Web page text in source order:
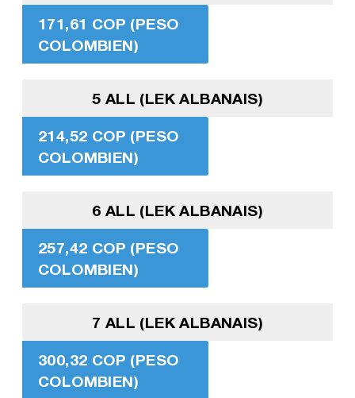
171,61 COP (PESO
COLOMBIEN)
5 ALL (LEK ALBANAIS)
214,52 COP (PESO
COLOMBIEN)
6 ALL (LEK ALBANAIS)
257,42 COP (PESO
COLOMBIEN)
7 ALL (LEK ALBANAIS)
300,32 COP (PESO
COLOMBIEN)